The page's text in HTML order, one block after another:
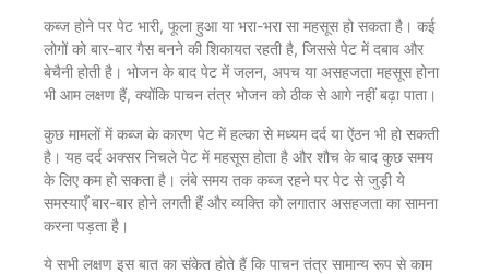
कब्ज होने पर पेट भारी, फूला हुआ या भरा-भरा सा महसूस हो सकता है। कई
लोगों को बार-बार गैस बनने की शिकायत रहती है, जिससे पेट में दबाव और
बेचैनी होती है। भोजन के बाद पेट में जलन, अपच या असहजता महसूस होना
भी आम लक्षण हैं, क्योंकि पाचन तंत्र भोजन को ठीक से आगे नहीं बढ़ा पाता।
कुछ मामलों में कब्ज के कारण पेट में हल्का से मध्यम दर्द या ऐंठन भी हो सकती
है। यह दर्द अक्सर निचले पेट में महसूस होता है और शौच के बाद कुछ समय
के लिए कम हो सकता है। लंबे समय तक कब्ज रहने पर पेट से जुड़ी ये
समस्याएँ बार-बार होने लगती हैं और व्यक्ति को लगातार असहजता का सामना
करना पड़ता है।
ये सभी लक्षण इस बात का संकेत होते हैं कि पाचन तंत्र सामान्य रूप से काम